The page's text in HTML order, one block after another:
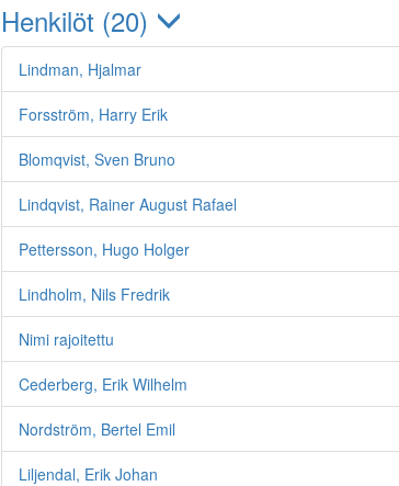
Henkilöt (20)
Lindman, Hjalmar
Forsström, Harry Erik
Blomqvist, Sven Bruno
Lindqvist, Rainer August Rafael
Pettersson, Hugo Holger
Lindholm, Nils Fredrik
Nimi rajoitettu
Cederberg, Erik Wilhelm
Nordström, Bertel Emil
Liljendal, Erik Johan